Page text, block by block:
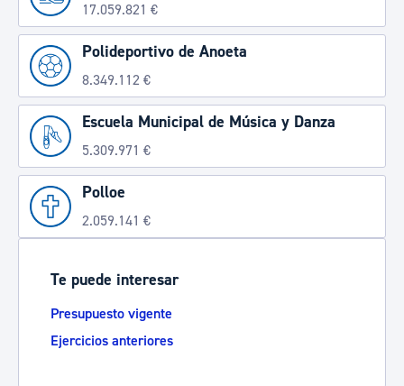
17.059.821 €
Polideportivo de Anoeta
8.349.112 €
Escuela Municipal de Música y Danza
5.309.971 €
Polloe
2.059.141 €
Te puede interesar
Presupuesto vigente
Ejercicios anteriores